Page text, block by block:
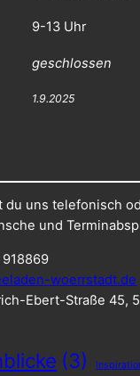
9-13 Uhr
geschlossen
1.9.2025
du uns telefonisch
und
woerrstadt.de
Ebert-Straße 45,
(3)